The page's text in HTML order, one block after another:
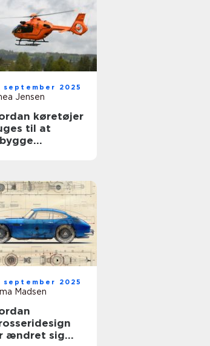
september 2025
Jensen
køretøjer
til at
september 2025
Madsen
ændret sig